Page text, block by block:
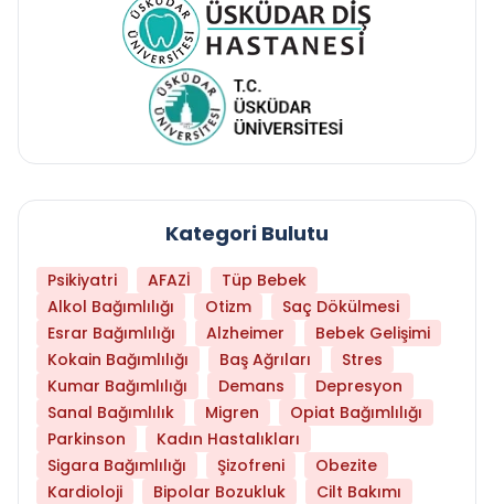
Kategori Bulutu
Psikiyatri AFAZİ
Tüp Bebek
Alkol Bağımlılığı
Otizm
Saç Dökülmesi
Esrar Bağımlılığı
Alzheimer
Bebek Gelişimi
Kokain Bağımlılığı
Baş Ağrıları
Stres
Kumar Bağımlılığı
Demans
Depresyon
Sanal Bağımlılık
Migren
Opiat Bağımlılığı
Parkinson
Kadın Hastalıkları
Sigara Bağımlılığı
Şizofreni
Obezite
Kardioloji
Bipolar Bozukluk Cilt Bakımı